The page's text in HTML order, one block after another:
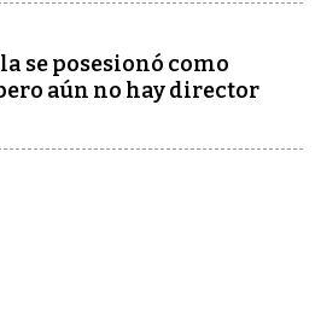
se posesionó como
aún no hay director